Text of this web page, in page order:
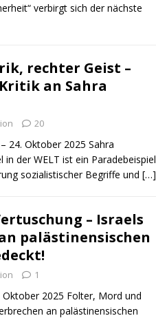
verbirgt sich der nächste
rechter Geist –
an Sahra
20
24. Oktober 2025 Sahra
der WELT ist ein Paradebeispiel
sozialistischer Begriffe und […]
– Israels
palästinensischen
1
2025 Folter, Mord und
an palästinensischen